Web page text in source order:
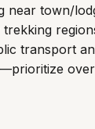
near town/
transport